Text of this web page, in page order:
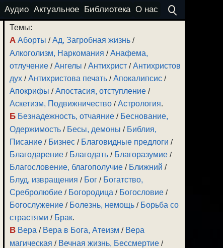
Аудио Актуальное Библиотека О нас
Темы:
А Аборты /Ад, Загробная жизнь /
Алкоголизм, Наркомания /Анафема,
отлучение /Ангелы /Антихрист /Антихристов
дух /Антихристова печать /Апокалипсис /
Апокрифы /Апостасия, отступление /
Аскетизм, Подвижничество /Астрология.
Б Безнадежность, отчаяние / Беснование,
Одержимость / Бесы, демоны / Библия,
Писание / Бизнес / Благовидные предлоги /
Благодарение / Благодать / Благоразумие /
Благословение, благополучие / Ближний /
Блуд, извращения / Бог / Богатство,
Сребролюбие / Богородица / Богословие /
Богослужение / Болезнь, немощь / Борьба со
страстями / Брак.
В Вера / Вера в Бога, Атеизм / Вера
магическая / Вечная жизнь, Бессмертие /